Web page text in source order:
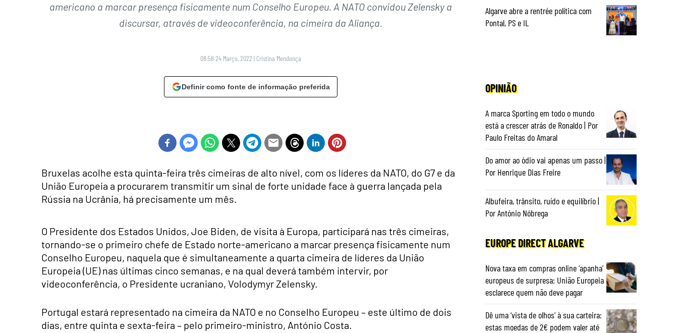
americano a marcar presença fisicamente num Conselho Europeu. A NATO convidou Zelensky a
discursar, através de videoconferência, na cimeira da Aliança.
08:58 24 Março, 2022 | Cristina Mendonça
Definir como fonte de informação preferida
Bruxelas acolhe esta quinta-feira três cimeiras de alto nível, com os líderes da NATO, do G7 e da
União Europeia a procurarem transmitir um sinal de forte unidade face à guerra lançada pela
Rússia na Ucrânia, há precisamente um mês.
O Presidente dos Estados Unidos, Joe Biden, de visita à Europa, participará nas três cimeiras,
tornando-se o primeiro chefe de Estado norte-americano a marcar presença fisicamente num
Conselho Europeu, naquela que é simultaneamente a quarta cimeira de líderes da União
Europeia (UE) nas últimas cinco semanas, e na qual deverá também intervir, por
videoconferência, o Presidente ucraniano, Volodymyr Zelensky.
Portugal estará representado na cimeira da NATO e no Conselho Europeu – este último de dois
dias, entre quinta e sexta-feira – pelo primeiro-ministro, António Costa.
Algarve abre a rentrée política com
Pontal, PS e IL
OPINIÃO
A marca Sporting em todo o mundo
está a crescer atrás de Ronaldo | Por
Paulo Freitas do Amaral
Do amor ao ódio vai apenas um passo |
Por Henrique Dias Freire
Albufeira, trânsito, ruído e equilíbrio |
Por António Nóbrega
EUROPE DIRECT ALGARVE
Nova taxa em compras online ‘apanha’
europeus de surpresa: União Europeia
esclarece quem não deve pagar
Dê uma ‘vista de olhos’ à sua carteira:
estas moedas de 2€ podem valer até